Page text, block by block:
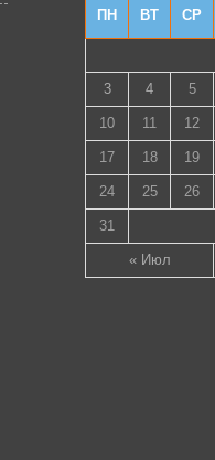
ПН ВТ СР
« Июл
3 4 5
10 11 12
17 18 19
24 25 26
31